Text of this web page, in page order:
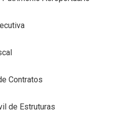
Contratos
de Estruturas